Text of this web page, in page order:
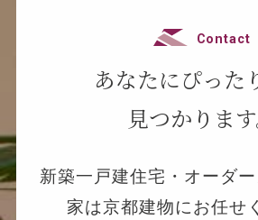
Contact
あなたにぴった
見つかります
新築一戸建住宅・オーダ
家は京都建物にお任せ